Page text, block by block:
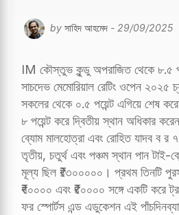
by সাহিদ আহমেদ - 29/09/2025
IM কৌস্তুভ কুন্ডু অপরাজিত থেকে ৮.৫
সাচদেভ মেমোরিয়াল রেটিং ওপেন
সকলের থেকে ০.৫ পয়েন্ট এগিয়ে শেষ
৮ পয়েন্ট করে দ্বিতীয় স্থান অধিকার
ব্যোম মালহোত্রা এবং রোহিত যাদব ব র
তৃতীয়, চতুর্থ এবং পঞ্চম স্থান পান টাই-
মূল্য ছিল ₹১৩০০০০০। প্রথম তিনটি
₹৭০০০০ এবং ₹৪০০০০ সঙ্গে একটি করে
ফর স্পোর্টস এন্ড এডুকেশন এই